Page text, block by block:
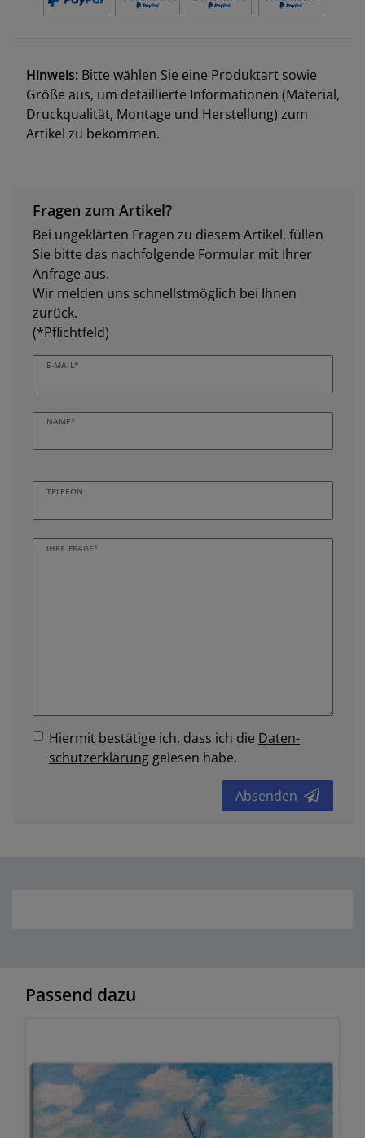
Hinweis: Bitte wählen Sie eine Produktart sowie
Größe aus, um detaillierte Informationen (Material,
Druckqualität, Montage und Herstellung) zum
Artikel zu bekommen.
Fragen zum Artikel?
Bei ungeklärten Fragen zu diesem Artikel, füllen
Sie bitte das nachfolgende Formular mit Ihrer
Anfrage aus.
Wir melden uns schnellstmöglich bei Ihnen
zurück.
(*Pflichtfeld)
E-MAIL*
NAME*
TELEFON
IHRE FRAGE*
Hiermit bestätige ich, dass ich die Daten­
schutz­erklärung gelesen habe.
Absenden
Passend dazu